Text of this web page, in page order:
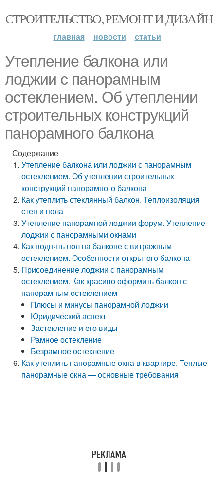
СТРОИТЕЛЬСТВО, РЕМОНТ И ДИЗАЙН
главная новости статьи
Утепление балкона или
лоджии с панорамным
остеклением. Об утеплении
строительных конструкций
панорамного балкона
Содержание
Утепление балкона или лоджии с панорамным
остеклением. Об утеплении строительных
конструкций панорамного балкона
Как утеплить стеклянный балкон. Теплоизоляция
стен и пола
Утепление панорамной лоджии форум. Утепление
лоджии с панорамными окнами
Как поднять пол на балконе с витражным
остеклением. Особенности открытого балкона
Присоединение лоджии с панорамным
остеклением. Как красиво оформить балкон с
панорамным остеклением
Плюсы и минусы панорамной лоджии
Юридический аспект
Застекление и его виды
Рамное остекление
Безрамное остекление
Как утеплить панорамные окна в квартире. Теплые
панорамные окна — основные требования